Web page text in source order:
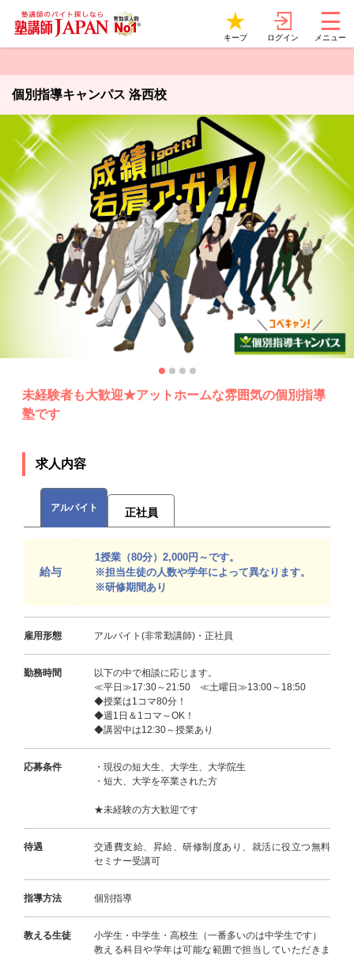
キープ ログイン メニュー
個別指導キャンパス 洛西校
未経験者も大歓迎★アットホームな雰囲気の個別指導
塾です
求人内容
アルバイト 正社員
給与
1授業（80分）2,000円～です。
※担当生徒の人数や学年によって異なります。
※研修期間あり
雇用形態 アルバイト(非常勤講師)・正社員
勤務時間
以下の中で相談に応じます。
≪平日≫17:30～21:50 ≪土曜日≫13:00～18:50
◆授業は1コマ80分！
◆週1日＆1コマ～OK！
◆講習中は12:30～授業あり
応募条件
・現役の短大生、大学生、大学院生
・短大、大学を卒業された方
★未経験の方大歓迎です
待遇
交通費支給、昇給、研修制度あり、就活に役立つ無料
セミナー受講可
指導方法 個別指導
教える生徒
小学生・中学生・高校生（一番多いのは中学生です）
教える科目や学年は可能な範囲で担当していただきま